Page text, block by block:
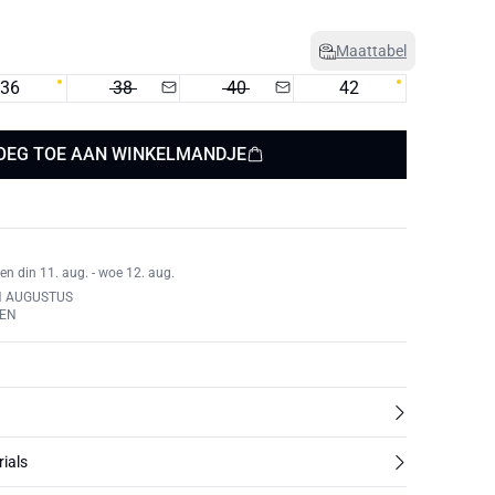
Maattabel
36 38 40
42
TOE AAN WINKELMANDJE
din 11. aug. - woe 12. aug.
AUGUSTUS